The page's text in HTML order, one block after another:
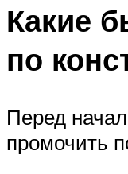
Какие
по
Перед
промочить